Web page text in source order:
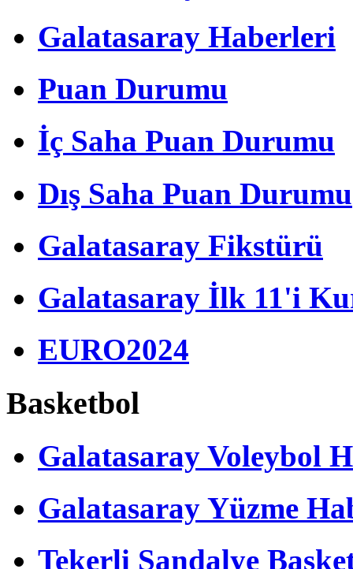
Galatasaray Haberleri
Puan Durumu
İç Saha Puan Durumu
Dış Saha Puan Durumu
Galatasaray Fikstürü
Galatasaray İlk 11'i
EURO2024
Basketbol
Galatasaray Voleybol
Galatasaray Yüzme
Tekerli Sandalye